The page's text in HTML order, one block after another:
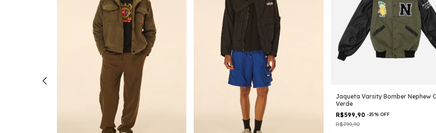
Jaqueta Varsity Bomber Nephew
Verde
R$599,90 -25% OFF
R$799,90